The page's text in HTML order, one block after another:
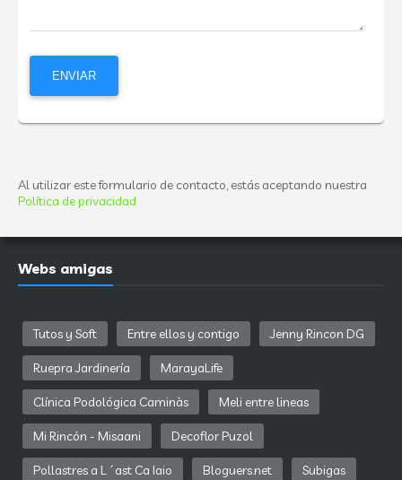
Al utilizar este formulario de contacto, estás aceptando nuestra
Política de privacidad
Webs amigas
Tutos y Soft Entre ellos y contigo Jenny Rincon DG
Ruepra Jardinería MarayaLife
Clínica Podológica Caminàs Meli entre lineas
Mi Rincón - Misaani Decoflor Puzol
Pollastres a L´ast Ca Iaio Bloguers.net Subigas